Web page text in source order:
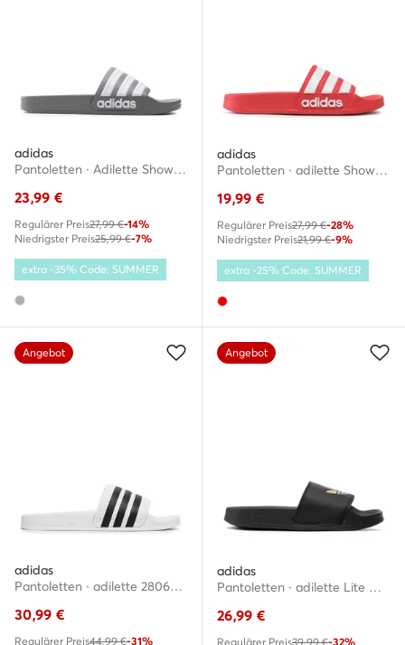
adidas
Pantoletten · Adilette Shower Slides GY1891 · Grau
23,99 €
Regulärer Preis27,99 €-14%
Niedrigster Preis25,99 €-7%
extra -35% Code: SUMMER
adidas
Pantoletten · adilette Shower GZ5923 · Rot
19,99 €
Regulärer Preis27,99 €-28%
Niedrigster Preis21,99 €-9%
extra -25% Code: SUMMER
Angebot
adidas
Pantoletten · adilette 280648 · Weiß
30,99 €
Regulärer Preis44,99 €-31%
Angebot
adidas
Pantoletten · adilette Lite W GZ6196 · Schwarz
26,99 €
Regulärer Preis39,99 €-32%